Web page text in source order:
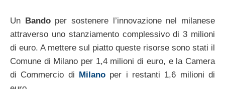
Un Bandoper sostenere l’innovazione nel milanese
attraverso uno stanziamento complessivo di 3 milioni
di euro. A mettere sul piatto queste risorse sono stati il
Comune di Milano per 1,4 milioni di euro, e la Camera
di Commercio di Milano per i restanti 1,6 milioni di